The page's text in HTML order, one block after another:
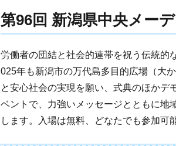
第96回 新潟県中央メー
労働者の団結と社会的連帯を祝う伝統的
025年も新潟市の万代島多目的広場（大
と安心社会の実現を願い、式典のほかデ
ベントで、力強いメッセージとともに地
します。入場は無料、どなたでも参加可